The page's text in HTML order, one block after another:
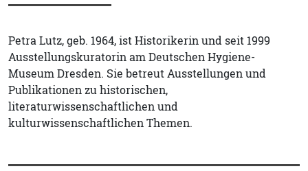
Petra Lutz, geb. 1964, ist Historikerin und seit 1999
Ausstellungskuratorin am Deutschen Hygiene-
Museum Dresden. Sie betreut Ausstellungen und
Publikationen zu historischen,
literaturwissenschaftlichen und
kulturwissenschaftlichen Themen.